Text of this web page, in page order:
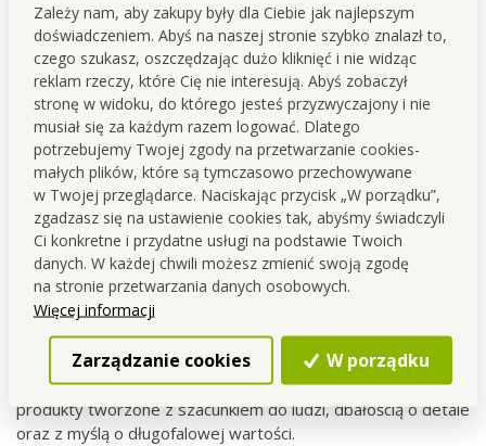
Zależy nam, aby zakupy były dla Ciebie jak najlepszym
doświadczeniem. Abyś na naszej stronie szybko znalazł to,
czego szukasz, oszczędzając dużo kliknięć i nie widząc
reklam rzeczy, które Cię nie interesują. Abyś zobaczył
stronę w widoku, do którego jesteś przyzwyczajony i nie
musiał się za każdym razem logować. Dlatego
potrzebujemy Twojej zgody na przetwarzanie cookies-
małych plików, które są tymczasowo przechowywane
w Twojej przeglądarce. Naciskając przycisk „W porządku”,
zgadzasz się na ustawienie cookies tak, abyśmy świadczyli
Ci konkretne i przydatne usługi na podstawie Twoich
danych. W każdej chwili możesz zmienić swoją zgodę
na stronie przetwarzania danych osobowych.
Więcej informacji
Zarządzanie cookies W porządku
FC DEDRA exclusive
Linia produktowaFC DEDRA exclusivekładzie nacisk na
jakość surowców, przemyślane składy oraz ponadczasowe
podejście do produkcji.
InicjałyFCpochodzą od imieniaFrantišek Černýi oznaczają
produkty tworzone z szacunkiem do ludzi, dbałością o detale
oraz z myślą o długofalowej wartości.